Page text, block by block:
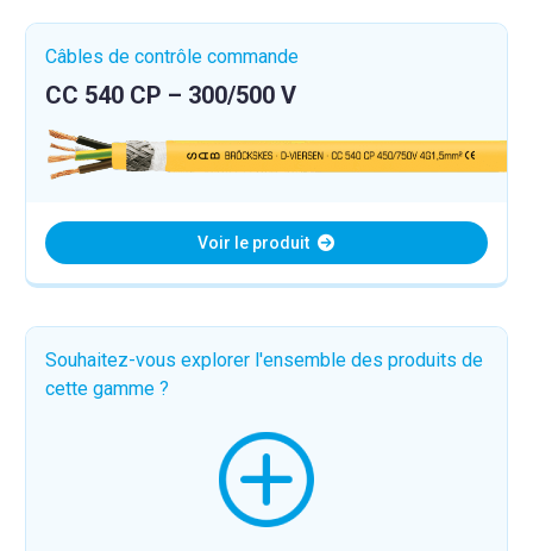
Câbles de contrôle commande
CC 540 CP – 300/500 V
Voir le produit
Souhaitez-vous explorer l'ensemble des produits de
cette gamme ?